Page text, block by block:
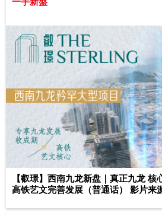
【叡璟】西南九龙新盘｜真正九龙 核
高铁艺文完善发展（普通话） 影片来